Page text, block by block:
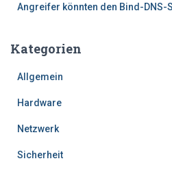
Angreifer könnten den Bind-DNS-
Kategorien
Allgemein
Hardware
Netzwerk
Sicherheit